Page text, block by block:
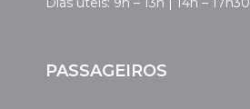
PASSAGEIROS